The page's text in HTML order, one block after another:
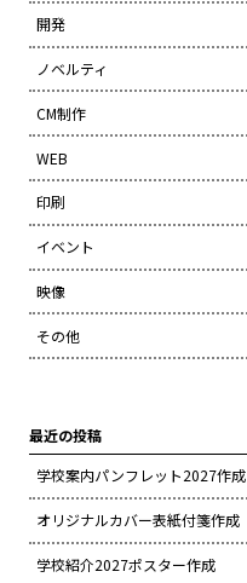
開発
ノベルティ
CM制作
WEB
印刷
イベント
映像
その他
最近の投稿
学校案内パンフレット2027作成
オリジナルカバー表紙付箋作成
学校紹介2027ポスター作成